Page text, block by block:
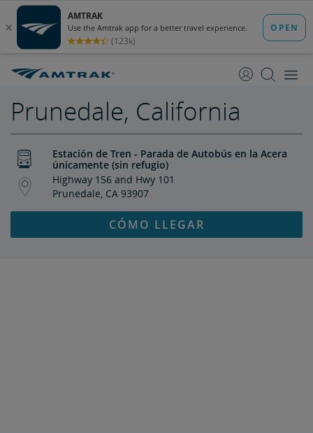
Contenido
Navegación
Prunedale, California
Estación de Tren - Parada de Autobús en la Acera
únicamente (sin refugio)
Highway 156 and Hwy 101
Prunedale, CA 93907
CÓMO LLEGAR